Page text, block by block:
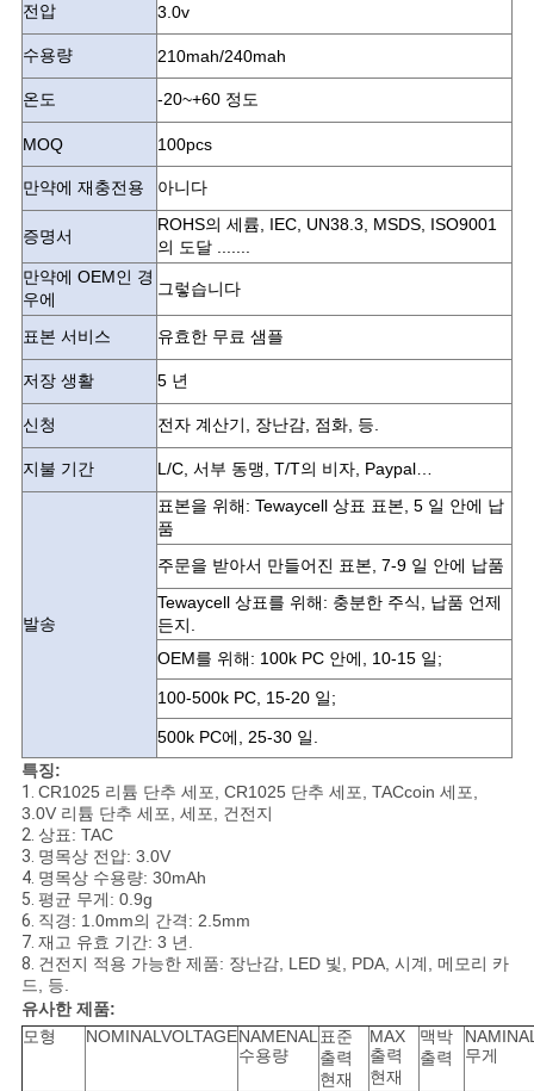
조
회
를
요
청
하
다
사
이
전압 3.0v
수용량 210mah/240mah
온도 -20~+60 정도
MOQ 100pcs
만약에 재충전용 아니다
증명서
ROHS의 세륨, IEC, UN38.3, MSDS, ISO9001
의 도달 .......
만약에 OEM인 경
우에
그렇습니다
표본 서비스 유효한 무료 샘플
저장 생활 5 년
신청 전자 계산기, 장난감, 점화, 등.
지불 기간 L/C, 서부 동맹, T/T의 비자, Paypal…
발송
표본을 위해: Tewaycell 상표 표본, 5 일 안에 납
품
주문을 받아서 만들어진 표본, 7-9 일 안에 납품
Tewaycell 상표를 위해: 충분한 주식, 납품 언제
든지.
OEM를 위해: 100k PC 안에, 10-15 일;
100-500k PC, 15-20 일;
500k PC에, 25-30 일.
특징:
1. CR1025 리튬 단추 세포, CR1025 단추 세포, TACcoin 세포,
3.0V 리튬 단추 세포, 세포, 건전지
2. 상표: TAC
3. 명목상 전압: 3.0V
4. 명목상 수용량: 30mAh
5. 평균 무게: 0.9g
6. 직경: 1.0mm의 간격: 2.5mm
7. 재고 유효 기간: 3 년.
8. 건전지 적용 가능한 제품: 장난감, LED 빛, PDA, 시계, 메모리 카
드, 등.
유사한 제품:
모형
NOMINALVOLTAGENAMENAL
수용량
표준
출력
현재
MAX
출력
현재
맥박
출력
무게